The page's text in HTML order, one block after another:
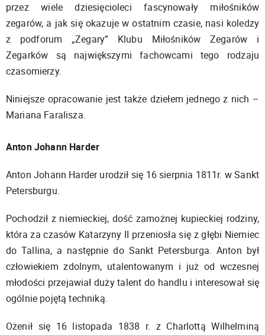
przez wiele dziesięcioleci fascynowały miłośników
zegarów, a jak się okazuje w ostatnim czasie, nasi koledzy
z podforum „Zegary” Klubu Miłośników Zegarów i
Zegarków są największymi fachowcami tego rodzaju
czasomierzy.
Niniejsze opracowanie jest także dziełem jednego z nich –
Mariana Faralisza.
Anton Johann Harder
Anton Johann Harder urodził się 16 sierpnia 1811r. w Sankt
Petersburgu.
Pochodził z niemieckiej, dość zamożnej kupieckiej rodziny,
która za czasów Katarzyny II przeniosła się z głębi Niemiec
do Tallina, a następnie do Sankt Petersburga. Anton był
człowiekiem zdolnym, utalentowanym i już od wczesnej
młodości przejawiał duży talent do handlu i interesował się
ogólnie pojętą techniką.
Ożenił się 16 listopada 1838 r. z Charlottą Wilhelminą